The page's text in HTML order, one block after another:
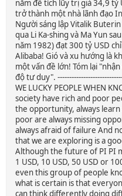
năm để tích lũy trị giá 34,9 tỷ
trở thành một nhà lãnh đạo
Người sáng lập Vitalik
qua Li Ka-shing và Ma Yun
năm 1982) đạt 300 tỷ USD
Alibaba! Gió và xu hướng là
một vấn đề lớn! Tóm lại
độ tư duy".
WE LUCKY PEOPLE WHEN
society have rich and poor
the opportunity, always
poor are always missing
always afraid of failure And
that we are exploring is a
Although the future of PI PI
1 USD, 10 USD, 50 USD or
even this group of people
what is certain is that
can think differently doing